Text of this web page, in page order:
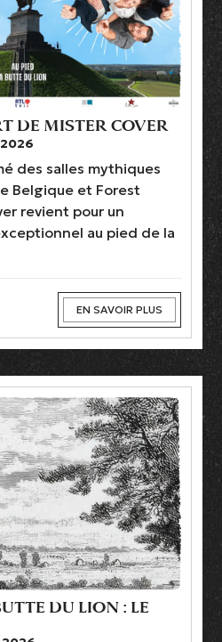
DE MISTER COVER
des salles mythiques
Belgique et Forest
revient pour un
au pied de la
EN SAVOIR PLUS
DU LION : LE